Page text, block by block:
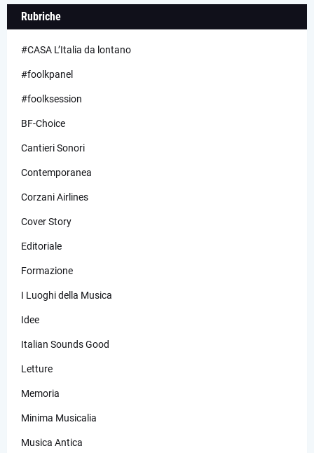
Rubriche
#CASA L’Italia da lontano
#foolkpanel
#foolksession
BF-Choice
Cantieri Sonori
Contemporanea
Corzani Airlines
Cover Story
Editoriale
Formazione
I Luoghi della Musica
Idee
Italian Sounds Good
Letture
Memoria
Minima Musicalia
Musica Antica